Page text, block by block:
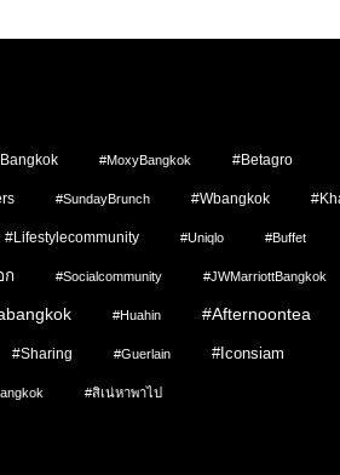
#MoxyBangkok #Betagro
#SundayBrunch #wbangkok
#lifestylecommunity #Uniqlo #Buffet
ก #socialcommunity #JWMarriottBangkok
#Huahin #afternoontea
#Sharing #Guerlain #Iconsiam
#สิเน่หาพาไป